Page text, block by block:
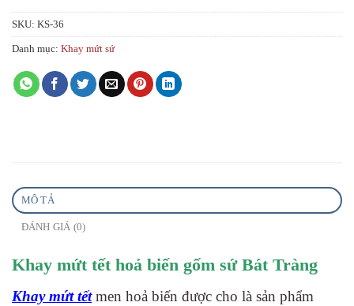
SKU: KS-36
Danh mục: Khay mứt sứ
MÔ TẢ
ĐÁNH GIÁ (0)
Khay mứt tết hoả biến gốm sứ Bát Tràng
Khay mứt tếtmen hoả biến được cho là sản phẩm